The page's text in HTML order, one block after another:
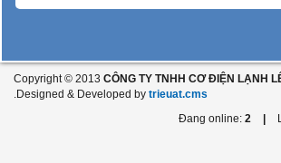
Copyright © 2013 CÔNG TY TNHH CƠ ĐIỆN LẠNH
.Designed & Developed by trieuat.cms
Đang online: 2